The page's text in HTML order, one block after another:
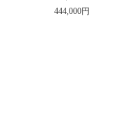
444,000円